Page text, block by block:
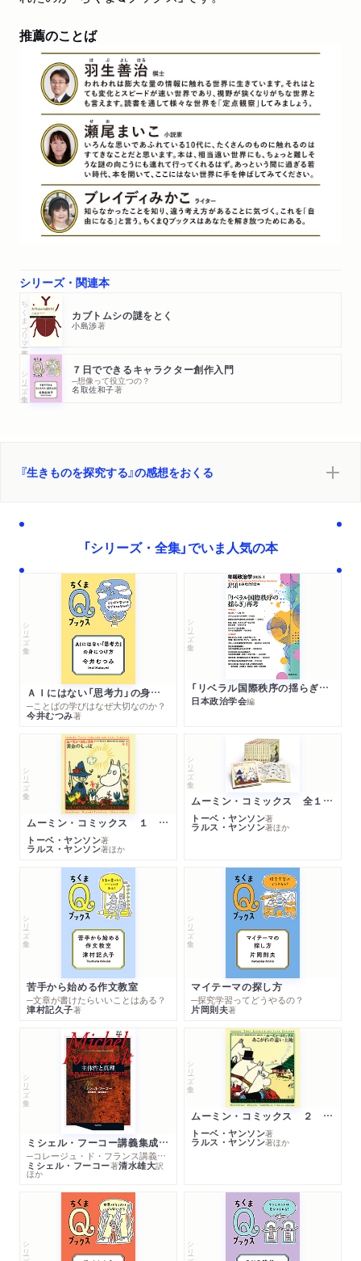
推薦のことば
シリーズ・関連本
ちくまプリマー新書 カブトムシの謎をとく
小島渉著
シリーズ・全集 ７日でできるキャラクター創作入門
─想像って役立つの？
名取佐和子著
『生きものを探究する』の感想をおくる
「シリーズ・全集」でいま人気の本
シリーズ・全集
ＡＩにはない「思考力」の身につけ方
─ことばの学びはなぜ大切なのか？
今井むつみ著
シリーズ・全集
「リベラル国際秩序の揺らぎ」再考 年報政治学２０２６‐Ⅰ
日本政治学会編
シリーズ・全集
ムーミン・コミックス １ 黄金のしっぽ
トーベ・ヤンソン著
ラルス・ヤンソン著ほか
シリーズ・全集
ムーミン・コミックス 全１４巻セット
トーベ・ヤンソン著
ラルス・ヤンソン著ほか
シリーズ・全集
苦手から始める作文教室
─文章が書けたらいいことはある？
津村記久子著
シリーズ・全集
マイテーマの探し方
─探究学習ってどうやるの？
片岡則夫著
シリーズ・全集
ミシェル・フーコー講義集成１０ 主体性と真理
─コレージュ・ド・フランス講義１９８０－１９８１年度
ミシェル・フーコー著清水雄大訳
ほか
シリーズ・全集
ムーミン・コミックス ２ あこがれの遠い土地
トーベ・ヤンソン著
ラルス・ヤンソン著ほか
シリーズ・全集 シリーズ・全集